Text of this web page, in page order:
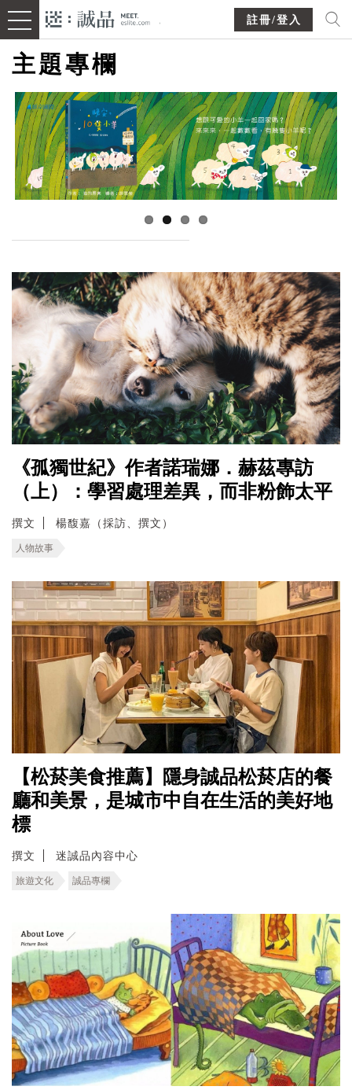
註冊/登入
主題專欄
《孤獨世紀》作者諾瑞娜．赫茲專訪
（上）：學習處理差異，而非粉飾太平
撰文 楊馥嘉（採訪、撰文）
人物故事
【松菸美食推薦】隱身誠品松菸店的餐
廳和美景，是城市中自在生活的美好地
標
撰文 迷誠品內容中心
旅遊文化 誠品專欄